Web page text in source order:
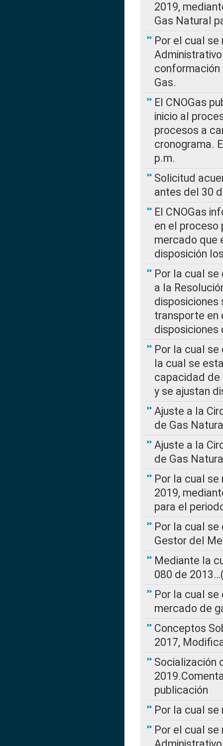
2019,
Gas Natural
Por el cual
conformación
Gas.
El CNOGas
inicio al
procesos a
cronograma.
p.m.
Solicitud
antes del 30
El CNOGas
en el
mercado que
disposición
Por la cual se
a la
disposiciones
transporte en
disposiciones
Por la cual se
la cual se
capacidad de
y se ajustan
Ajuste a la
de Gas
Ajuste a la
de Gas
Por la cual se
2019,
para el
Por la cual
Gestor del
Mediante la
080 de
Por la cual
mercado de
Conceptos
2017,
Socialización
publicación
Por la cual se
Por el cual